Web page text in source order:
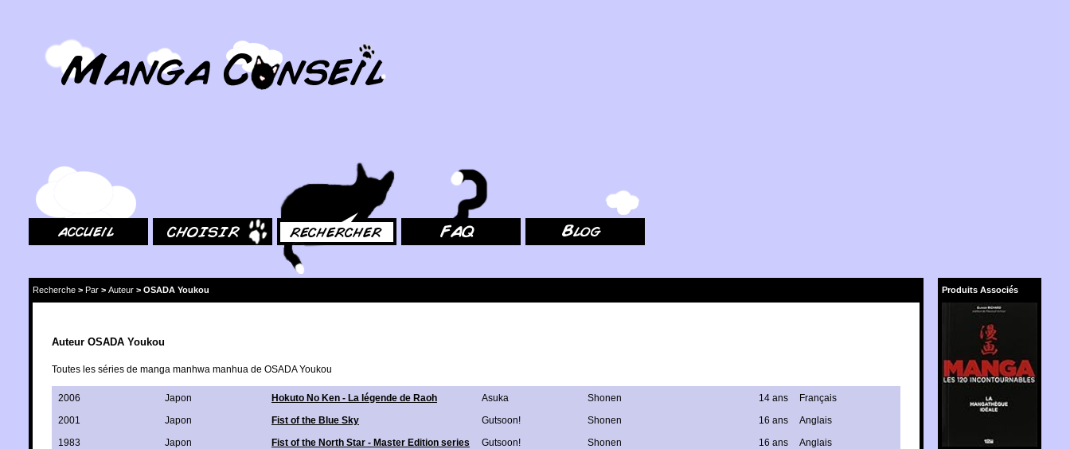
Produits Associés
Recherche > Par > Auteur > OSADA Youkou
Auteur OSADA Youkou
Toutes les séries de manga manhwa manhua de OSADA Youkou
2006 Japon Hokuto No Ken - La légende de Raoh Asuka Shonen 14 ans
Français
2001
Japon Fist of the Blue Sky Gutsoon! Shonen 16 ans
Anglais
1983
Japon
Fist of the North Star - Master Edition series
Gutsoon! Shonen 16 ans Anglais